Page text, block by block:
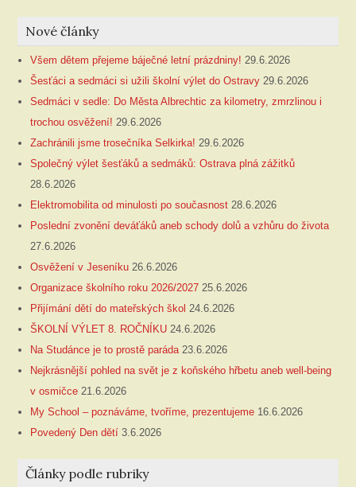
Nové články
Všem dětem přejeme báječné letní prázdniny! 29.6.2026
Šesťáci a sedmáci si užili školní výlet do Ostravy 29.6.2026
Sedmáci v sedle: Do Města Albrechtic za kilometry, zmrzlinou i
trochou osvěžení! 29.6.2026
Zachránili jsme trosečníka Selkirka! 29.6.2026
Společný výlet šesťáků a sedmáků: Ostrava plná zážitků
28.6.2026
Elektromobilita od minulosti po současnost 28.6.2026
Poslední zvonění deváťáků aneb schody dolů a vzhůru do života
27.6.2026
Osvěžení v Jeseníku 26.6.2026
Organizace školního roku 2026/2027 25.6.2026
Přijímání dětí do mateřských škol 24.6.2026
ŠKOLNÍ VÝLET 8. ROČNÍKU 24.6.2026
Na Studánce je to prostě paráda 23.6.2026
Nejkrásnější pohled na svět je z koňského hřbetu aneb well-being
v osmičce 21.6.2026
My School – poznáváme, tvoříme, prezentujeme 16.6.2026
Povedený Den dětí 3.6.2026
Články podle rubriky